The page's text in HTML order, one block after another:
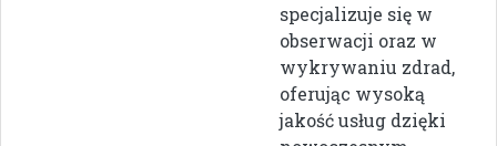
specjalizuje się w
obserwacji oraz w
wykrywaniu zdrad,
oferując wysoką
jakość usług dzięki